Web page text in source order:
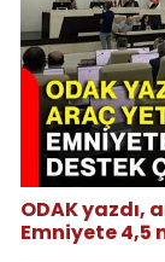
ODAK
Emniyete 4,5